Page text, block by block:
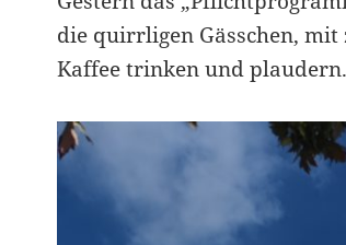
die quirrligen Gässchen,
Kaffee trinken und